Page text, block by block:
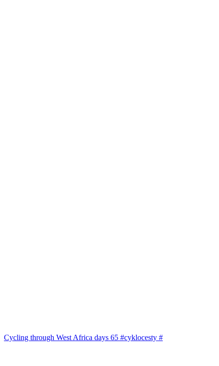
Cycling through West Africa days 65 #cyklocesty #